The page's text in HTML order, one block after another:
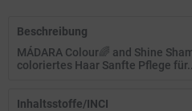
Beschreibung
MÁDARA Colour🌈 and Shine
coloriertes Haar Sanfte Pflege
Inhaltsstoffe/INCI